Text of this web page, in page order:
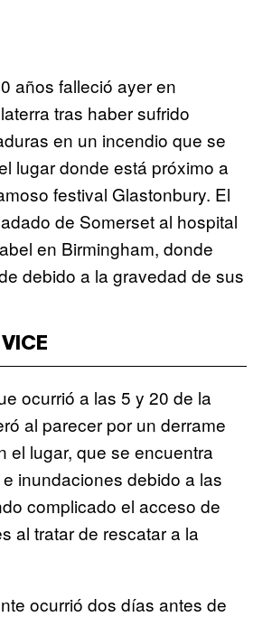
años falleció ayer en
tras haber sufrido
en un incendio que se
lugar donde está próximo a
festival Glastonbury. El
de Somerset al hospital
en Birmingham, donde
debido a la gravedad de sus
ocurrió a las 5 y 20 de la
al parecer por un derrame
el lugar, que se encuentra
inundaciones debido a las
complicado el acceso de
al tratar de rescatar a la
ocurrió dos días antes de